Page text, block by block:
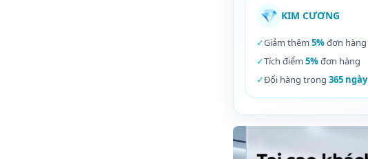
💎 KIM CƯƠNG
✓Giảm thêm 5%đơn hàng
✓Tích điểm 5%đơn hàng
✓Đổi hàng trong 365 ngày